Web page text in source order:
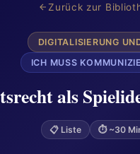
Zurück zur
DIGITALISIERUNG
ICH MUSS
als
📋 Liste ⏱ ~30